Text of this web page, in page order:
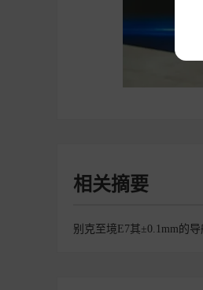
相关摘要